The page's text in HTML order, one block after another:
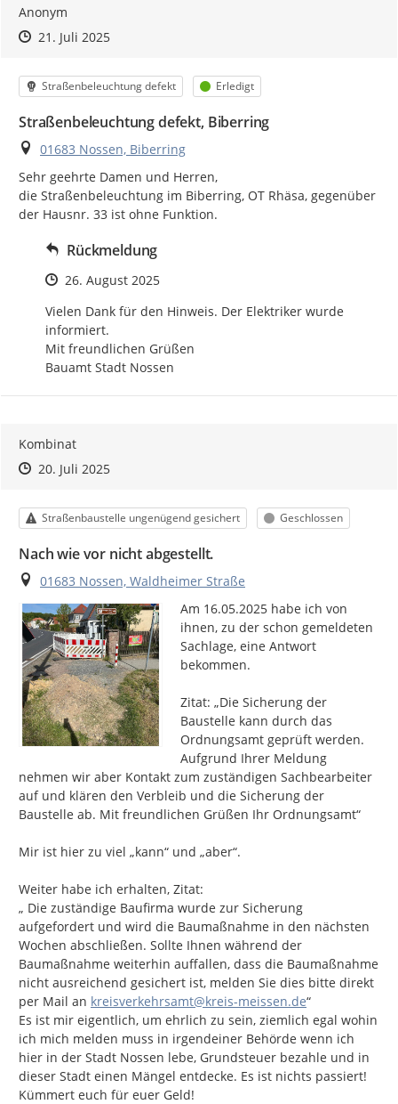
Anonym
Zeitpunkt des Erstellens
Zeitpunkt des Erstellens
21. Juli 2025Zur Äußerung
Kategorie
Straßenbeleuchtung defekt Status
Erledigt
Straßenbeleuchtung defekt, Biberring
Ort
01683 Nossen, Biberring
Sehr geehrte Damen und Herren,
die Straßenbeleuchtung im Biberring, OT Rhäsa, gegenüber
der Hausnr. 33 ist ohne Funktion.
Rückmeldung
Zeitpunkt des Erstellens
26. August 2025
Vielen Dank für den Hinweis. Der Elektriker wurde
informiert.
Mit freundlichen Grüßen
Bauamt Stadt Nossen
Kombinat
Zeitpunkt des Erstellens
Zeitpunkt des Erstellens
20. Juli 2025Zur Äußerung
Kategorie
Straßenbaustelle ungenügend gesichert Status
Geschlossen
Nach wie vor nicht abgestellt.
Ort
01683 Nossen, Waldheimer Straße
Am 16.05.2025 habe ich von
ihnen, zu der schon gemeldeten
Sachlage, eine Antwort
bekommen.
Zitat: „Die Sicherung der
Baustelle kann durch das
Ordnungsamt geprüft werden.
Aufgrund Ihrer Meldung
nehmen wir aber Kontakt zum zuständigen Sachbearbeiter
auf und klären den Verbleib und die Sicherung der
Baustelle ab. Mit freundlichen Grüßen Ihr Ordnungsamt“
Mir ist hier zu viel „kann“ und „aber“.
Weiter habe ich erhalten, Zitat:
„ Die zuständige Baufirma wurde zur Sicherung
aufgefordert und wird die Baumaßnahme in den nächsten
Wochen abschließen. Sollte Ihnen während der
Baumaßnahme weiterhin auffallen, dass die Baumaßnahme
nicht ausreichend gesichert ist, melden Sie dies bitte direkt
per Mail an kreisverkehrsamt@kreis-meissen.de“
Es ist mir eigentlich, um ehrlich zu sein, ziemlich egal wohin
ich mich melden muss in irgendeiner Behörde wenn ich
hier in der Stadt Nossen lebe, Grundsteuer bezahle und in
dieser Stadt einen Mängel entdecke. Es ist nichts passiert!
Kümmert euch für euer Geld!